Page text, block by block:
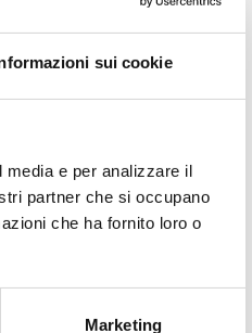
sui cookie
e per analizzare il
partner che si occupano
che ha fornito loro o
Marketing